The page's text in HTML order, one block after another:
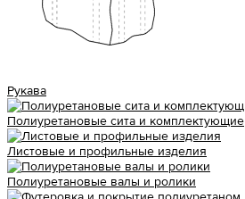
Рукава
Полиуретановые сита и комплектующие
Листовые и профильные изделия
Полиуретановые валы и ролики